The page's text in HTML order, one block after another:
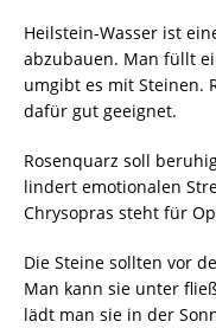
Heilstein-Wasser ist
abzubauen. Man füllt
umgibt es mit Steinen.
dafür gut geeignet.
Rosenquarz soll
lindert emotionalen
Chrysopras steht für
Die Steine sollten vor
Man kann sie unter
lädt man sie in der